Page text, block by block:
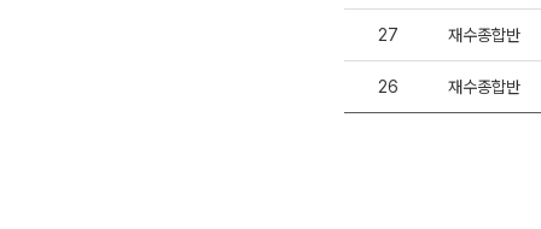
27 재수종합반
26 재수종합반